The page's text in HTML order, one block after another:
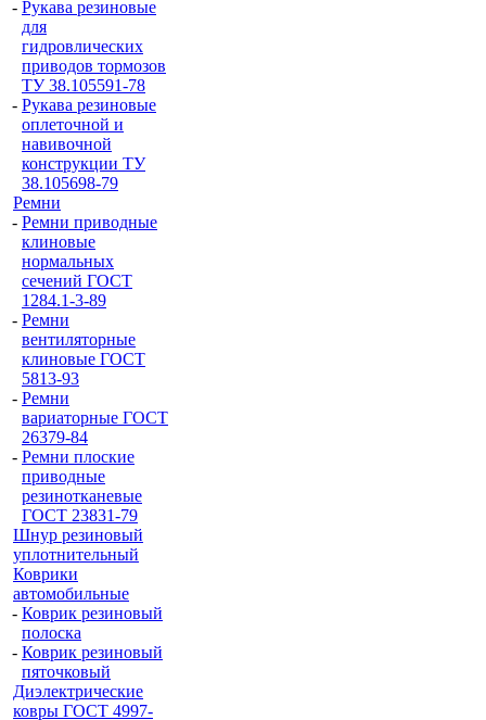
- Рукава резиновые
для
гидровлических
приводов тормозов
ТУ 38.105591-78
- Рукава резиновые
оплеточной и
навивочной
конструкции ТУ
38.105698-79
Ремни
- Ремни приводные
клиновые
нормальных
сечений ГОСТ
1284.1-3-89
- Ремни
вентиляторные
клиновые ГОСТ
5813-93
- Ремни
вариаторные ГОСТ
26379-84
- Ремни плоские
приводные
резинотканевые
ГОСТ 23831-79
Шнур резиновый
уплотнительный
Коврики
автомобильные
- Коврик резиновый
полоска
- Коврик резиновый
пяточковый
Диэлектрические
ковры ГОСТ 4997-